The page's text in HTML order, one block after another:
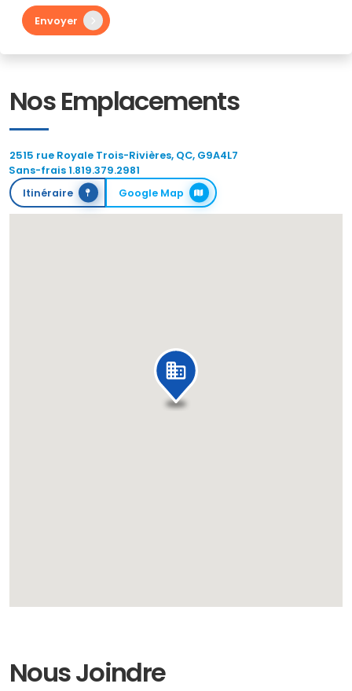
Envoyer
Nos Emplacements
2515 rue Royale Trois-Rivières, QC, G9A4L7
Sans-frais 1.819.379.2981
Itinéraire
Google Map
Nous Joindre